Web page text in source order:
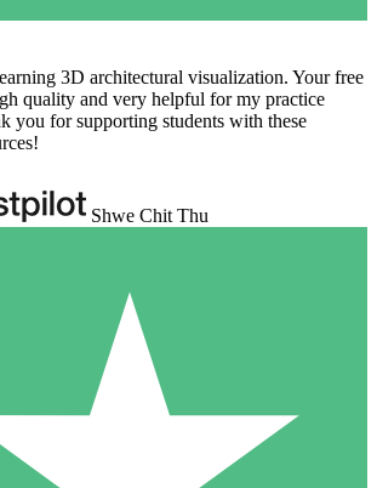
3D architectural visualization. Your free
quality and very helpful for my practice
you for supporting students with these
Shwe Chit Thu